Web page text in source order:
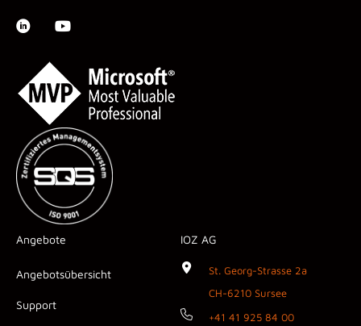
Angebote
Angebotsübersicht
Support
IOZ AG
St. Georg-Strasse 2a
CH-6210 Sursee
+41 41 925 84 00